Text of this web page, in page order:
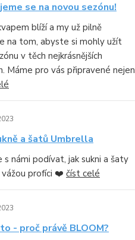
se na novou sezónu!
blíží a my už pilně
na tom, abyste si mohly užít
v těch nejkrásnějších
Máme pro vás připravené nejen
a šatů Umbrella
s námi podívat, jak sukni a šaty
profíci ❤️ číst celé
- proč právě BLOOM?